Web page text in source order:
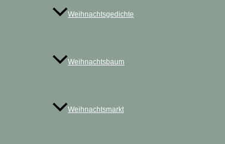
Weihnachtsgedichte
Weihnachtsbaum
Weihnachtsmarkt